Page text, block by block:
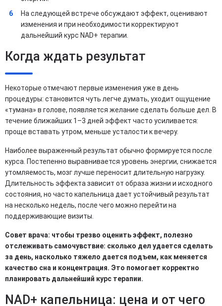
На следующей встрече обсуждают эффект, оценивают
изменения и при необходимости корректируют
дальнейший курс NAD+ терапии.
Когда ждать результат
Некоторые отмечают первые изменения уже в день
процедуры: становится чуть легче думать, уходит ощущение
«тумана» в голове, появляется желание сделать больше дел. В
течение ближайших 1–3 дней эффект часто усиливается:
проще вставать утром, меньше усталости к вечеру.
Наиболее выраженный результат обычно формируется после
курса. Постепенно выравнивается уровень энергии, снижается
утомляемость, мозг лучше переносит длительную нагрузку.
Длительность эффекта зависит от образа жизни и исходного
состояния, но часто капельница дает устойчивый результат
на несколько недель, после чего можно перейти на
поддерживающие визиты.
Совет врача: чтобы трезво оценить эффект, полезно
отслеживать самочувствие: сколько дел удается сделать
за день, насколько тяжело дается подъем, как меняется
качество сна и концентрация. Это помогает корректно
планировать дальнейший курс терапии.
NAD+ капельница: цена и от чего